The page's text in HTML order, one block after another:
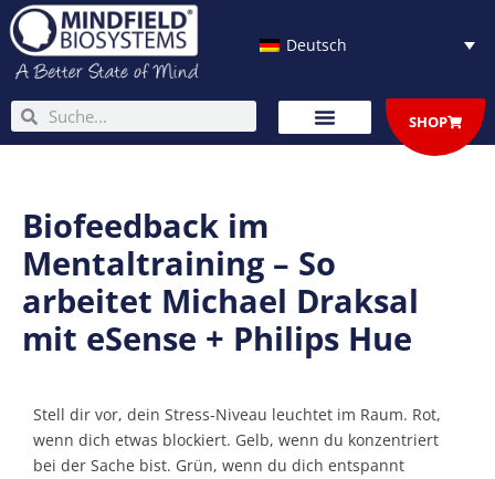
Zum
Inhalt
springen
Deutsch
SucheSuche SHOP
Biofeedback im
Mentaltraining – So
arbeitet Michael Draksal
mit eSense + Philips Hue
Stell dir vor, dein Stress-Niveau leuchtet im Raum. Rot,
wenn dich etwas blockiert. Gelb, wenn du konzentriert
bei der Sache bist. Grün, wenn du dich entspannt